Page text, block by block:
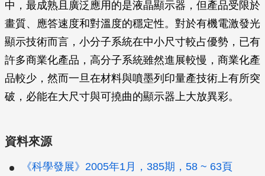
中，最成熟且廣泛應用的是液晶顯示器，但產品受限於
畫質、應答速度和對溫度的穩定性。對於有機電激發光
顯示技術而言，小分子系統在中小尺寸較占優勢，已有
許多商業化產品，高分子系統雖然進展較慢，商業化產
品較少，然而一旦在材料與噴墨列印量產技術上有所突
破，必能在大尺寸與可撓曲的顯示器上大放異彩。
資料來源
《科學發展》2005年1月，385期，58 ~ 63頁